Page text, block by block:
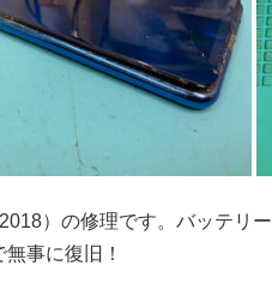
）の修理です。バッテリ
事に復旧！